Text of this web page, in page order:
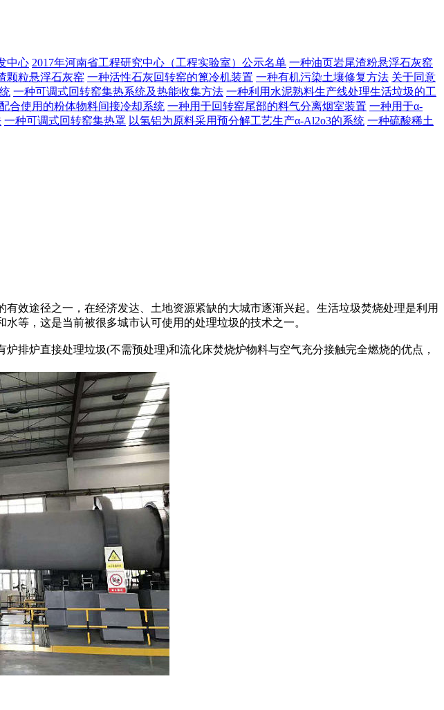
中心 2017年河南省工程研究中心（工程实验室）公示名单 一种油页岩尾渣粉悬浮石灰窑
颗粒悬浮石灰窑 一种活性石灰回转窑的篦冷机装置 一种有机污染土壤修复方法 关于同意
一种可调式回转窑集热系统及热能收集方法 一种利用水泥熟料生产线处理生活垃圾的工
合使用的粉体物料间接冷却系统 一种用于回转窑尾部的料气分离烟室装置 一种用于α-
一种可调式回转窑集热罩 以氢铝为原料采用预分解工艺生产α-Al2o3的系统 一种硫酸稀土
途径之一，在经济发达、土地资源紧缺的大城市逐渐兴起。生活垃圾焚烧处理是利用
等，这是当前被很多城市认可使用的处理垃圾的技术之一。
炉直接处理垃圾(不需预处理)和流化床焚烧炉物料与空气充分接触完全燃烧的优点，